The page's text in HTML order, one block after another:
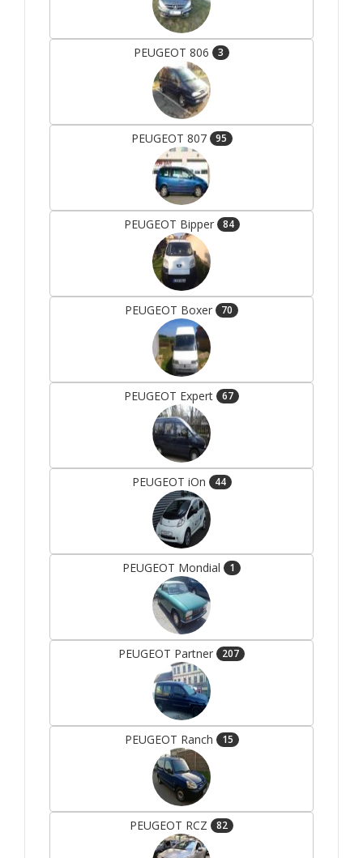
PEUGEOT 806 3
PEUGEOT 807 95
PEUGEOT Bipper 84
PEUGEOT Boxer 70
PEUGEOT Expert 67
PEUGEOT iOn 44
PEUGEOT Mondial 1
PEUGEOT Partner 207
PEUGEOT Ranch 15
PEUGEOT RCZ 82